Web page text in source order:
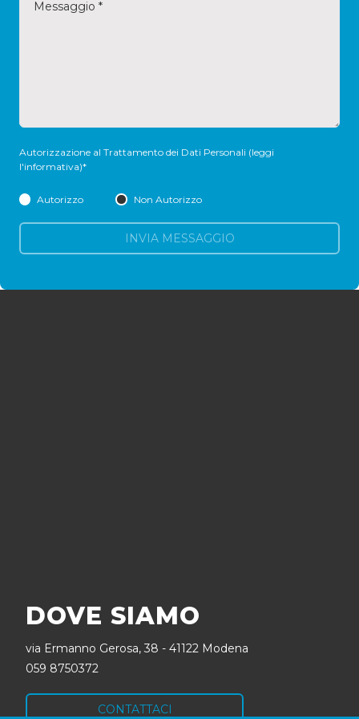
Autorizzazione al Trattamento dei Dati Personali (leggi
l'informativa)*
Autorizzo Non Autorizzo
INVIA MESSAGGIO
DOVE SIAMO
via Ermanno Gerosa, 38 - 41122 Modena
059 8750372
CONTATTACI